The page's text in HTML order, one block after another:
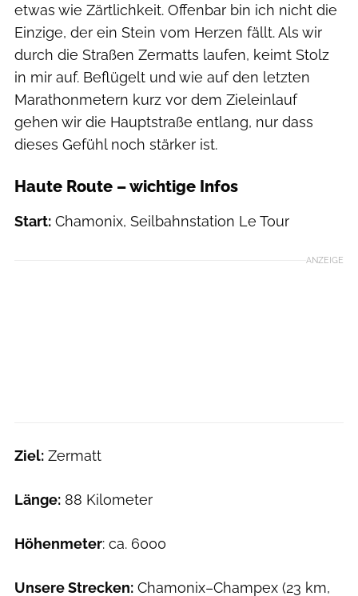
etwas wie Zärtlichkeit. Offenbar bin ich nicht die
Einzige, der ein Stein vom Herzen fällt. Als wir
durch die Straßen Zermatts laufen, keimt Stolz
in mir auf. Beflügelt und wie auf den letzten
Marathonmetern kurz vor dem Zieleinlauf
gehen wir die Hauptstraße entlang, nur dass
dieses Gefühl noch stärker ist.
Haute Route – wichtige Infos
Start: Chamonix, ­Seilbahnstation Le Tour
ANZEIGE
Ziel: Zermatt
Länge: 88 Kilometer
Höhenmeter: ca. 6000
Unsere Strecken: Chamonix–Champex (23 km,